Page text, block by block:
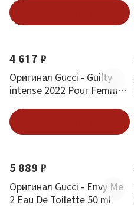
4 617 ₽
Оригинал Gucci - Guilty
intense 2022 Pour Femme
5 889 ₽
Оригинал Gucci - Envy Me
2 Eau De Toilette 50 ml